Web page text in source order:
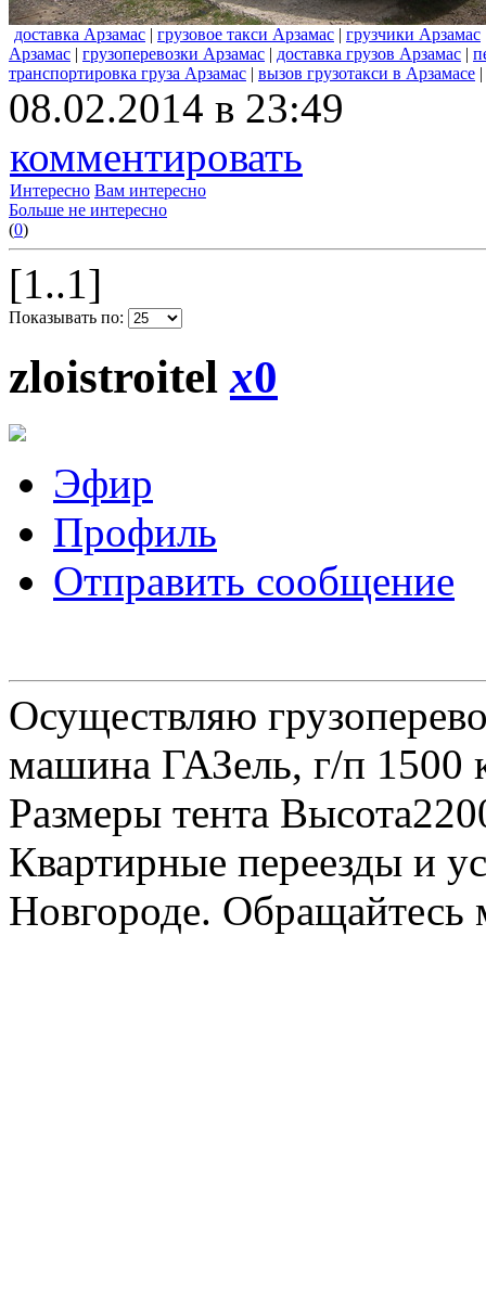
доставка Арзамас | грузовое такси Арзамас | грузчики Арзамас
Арзамас | грузоперевозки Арзамас | доставка грузов Арзамас |
транспортировка груза Арзамас | вызов грузотакси в Арзамасе |
08.02.2014 в 23:49
комментировать
Интересно Вам интересно
Больше не интересно
(0)
[1..1]
Показывать по:
zloistroitelx0
Эфир
Профиль
Отправить сообщение
Осуществляю
машина ГАЗель, г/п 1500
Размеры тента
Квартирные переезды и
Новгороде.